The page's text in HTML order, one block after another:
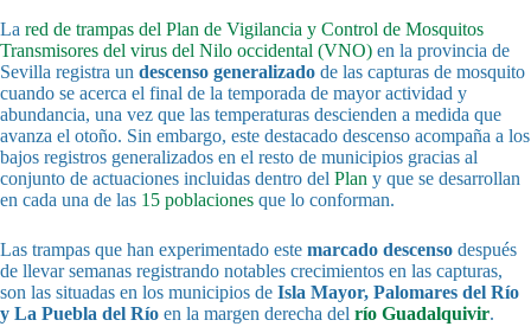
La red de trampas del Plan de Vigilancia y Control de Mosquitos
Transmisores del virus del Nilo occidental (VNO) en la provincia de
Sevilla registra un descenso generalizado de las capturas de mosquito
cuando se acerca el final de la temporada de mayor actividad y
abundancia, una vez que las temperaturas descienden a medida que
avanza el otoño. Sin embargo, este destacado descenso acompaña a los
bajos registros generalizados en el resto de municipios gracias al
conjunto de actuaciones incluidas dentro del Plan y que se desarrollan
en cada una de las 15 poblaciones que lo conforman.
Las trampas que han experimentado este marcado descenso después
de llevar semanas registrando notables crecimientos en las capturas,
son las situadas en los municipios de Isla Mayor, Palomares del Río
y La Puebla del Río en la margen derecha del río Guadalquivir.